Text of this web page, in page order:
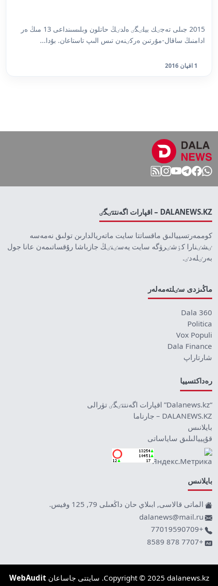
2015 جىلى تەجٸك بيلٸگٸ ەلدٸڭ حاتلون وبلىسىنداعى 13 مىڭ ەر
ادامنىڭ ساقال-مۇرتىن ەركٸنەن تىس الىپ تاستاعان. بۇدا...
1 اقپان 2016
DALANEWS.KZ – اقپارات اگەنتتٸگٸ
كوممەرتسييالىق ماقساتتا سايت ماتەريالدارىن تولىق نەمەسە
ٸشٸنارا كٶشٸرۋگە سايت يەسٸنٸڭ جازباشا رۇقساتىمەن عانا جول
بەرٸلەدٸ.
ماڭىزدى سٸلتەمەلەر
Dala 360
Politica
Vox Populi
Dala Finance
شارتاراپ
رەداكتسييا
“Dalanews.kz” اقپارات اگەنتتٸگٸ تۋرالى
DALANEWS.KZ – جارناما
بايلانىس
قۇپييالىلىق ساياساتى
بايلانىس
الماتى قالاسى, ابىلاي حان داڭعىلى 79, 125 وفيس.
dalanews@mail.ru
+77019590709
+7707 878 8589
Copyright © 2025 dalanews.kz. سايتتى جاساعان WebAudit